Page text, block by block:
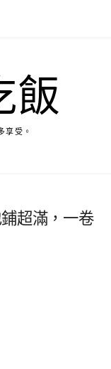
飯
享受。
超滿，一卷